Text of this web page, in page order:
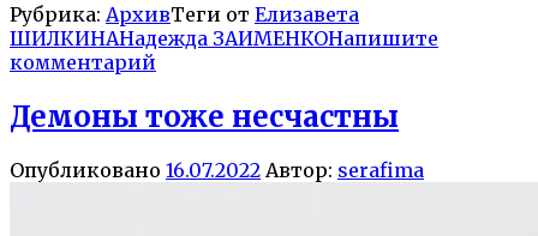
Рубрика: АрхивТеги от Елизавета
ШИЛКИНАНадежда ЗАИМЕНКОНапишите
комментарий
Демоны тоже несчастны
Опубликовано 16.07.2022 Автор: serafima